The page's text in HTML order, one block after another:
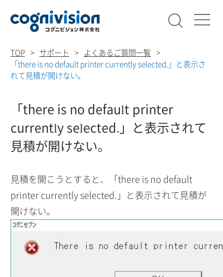
TOP サポート
よくあるご質問一覧
「there is no default printer currently selected.」と表示さ
れて見積が開けない。
「there is no default printer
currently selected.」と表示されて
見積が開けない。
見積を開こうとすると、「there is no default
printer currently selected.」と表示されて見積が
開けない。